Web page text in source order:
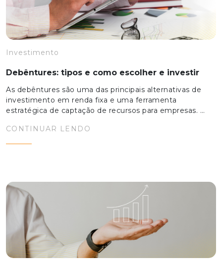
Investimento
Debêntures: tipos e como escolher e investir
As debêntures são uma das principais alternativas de
investimento em renda fixa e uma ferramenta
estratégica de captação de recursos para empresas. …
CONTINUAR LENDO